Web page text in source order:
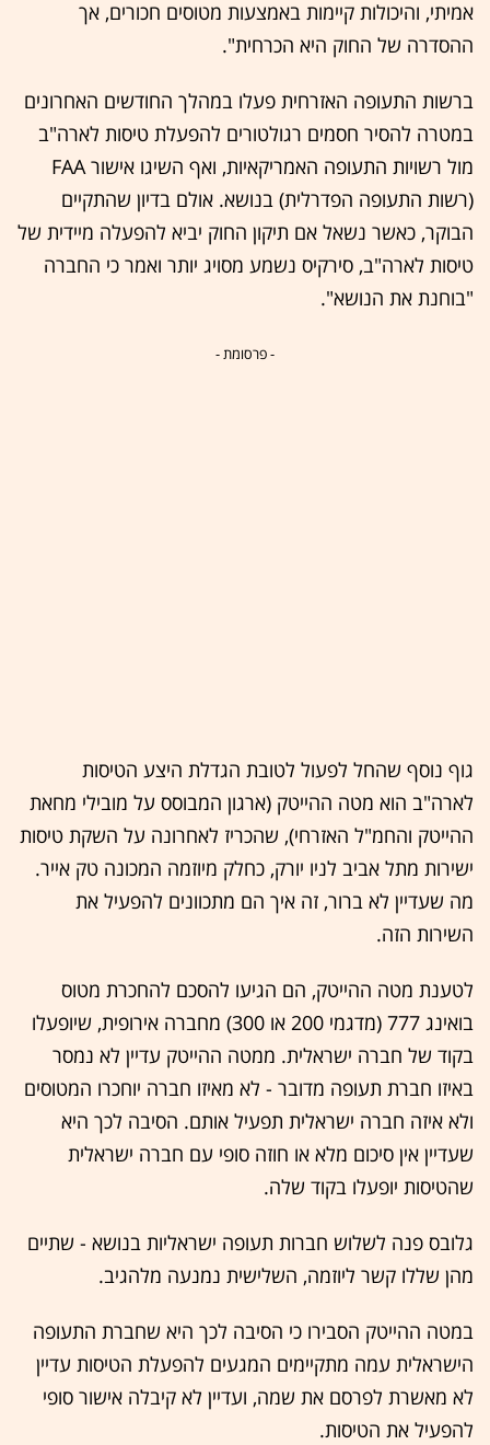
אמיתי, והיכולות קיימות באמצעות מטוסים חכורים, אך
ההסדרה של החוק היא הכרחית".
ברשות התעופה האזרחית פעלו במהלך החודשים האחרונים
במטרה להסיר חסמים רגולטורים להפעלת טיסות לארה"ב
מול רשויות התעופה האמריקאיות, ואף השיגו אישור FAA
(רשות התעופה הפדרלית) בנושא. אולם בדיון שהתקיים
הבוקר, כאשר נשאל אם תיקון החוק יביא להפעלה מיידית של
טיסות לארה"ב, סירקיס נשמע מסויג יותר ואמר כי החברה
"בוחנת את הנושא".
- פרסומת -
גוף נוסף שהחל לפעול לטובת הגדלת היצע הטיסות
לארה"ב הוא מטה ההייטק (ארגון המבוסס על מובילי מחאת
ההייטק והחמ"ל האזרחי), שהכריז לאחרונה על השקת טיסות
ישירות מתל אביב לניו יורק, כחלק מיוזמה המכונה טק אייר.
מה שעדיין לא ברור, זה איך הם מתכוונים להפעיל את
השירות הזה.
לטענת מטה ההייטק, הם הגיעו להסכם להחכרת מטוס
בואינג 777 (מדגמי 200 או 300) מחברה אירופית, שיופעלו
בקוד של חברה ישראלית. ממטה ההייטק עדיין לא נמסר
באיזו חברת תעופה מדובר - לא מאיזו חברה יוחכרו המטוסים
ולא איזה חברה ישראלית תפעיל אותם. הסיבה לכך היא
שעדיין אין סיכום מלא או חוזה סופי עם חברה ישראלית
שהטיסות יופעלו בקוד שלה.
גלובס פנה לשלוש חברות תעופה ישראליות בנושא - שתיים
מהן שללו קשר ליוזמה, השלישית נמנעה מלהגיב.
במטה ההייטק הסבירו כי הסיבה לכך היא שחברת התעופה
הישראלית עמה מתקיימים המגעים להפעלת הטיסות עדיין
לא מאשרת לפרסם את שמה, ועדיין לא קיבלה אישור סופי
להפעיל את הטיסות.